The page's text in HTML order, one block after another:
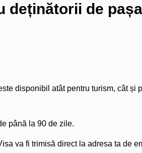
deținătorii de
disponibil atât pentru turism, cât și
până la 90 de zile.
va fi trimisă direct la adresa ta de